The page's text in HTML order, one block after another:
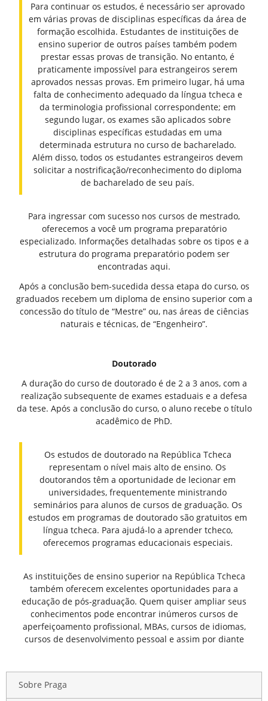
Para continuar os estudos, é necessário ser aprovado
em várias provas de disciplinas específicas da área de
formação escolhida. Estudantes de instituições de
ensino superior de outros países também podem
prestar essas provas de transição. No entanto, é
praticamente impossível para estrangeiros serem
aprovados nessas provas. Em primeiro lugar, há uma
falta de conhecimento adequado da língua tcheca e
da terminologia profissional correspondente; em
segundo lugar, os exames são aplicados sobre
disciplinas específicas estudadas em uma
determinada estrutura no curso de bacharelado.
Além disso, todos os estudantes estrangeiros devem
solicitar a nostrificação/reconhecimento do diploma
de bacharelado de seu país.
Para ingressar com sucesso nos cursos de mestrado,
oferecemos a você um programa preparatório
especializado. Informações detalhadas sobre os tipos e a
estrutura do programa preparatório podem ser
encontradas aqui.
Após a conclusão bem-sucedida dessa etapa do curso, os
graduados recebem um diploma de ensino superior com a
concessão do título de “Mestre” ou, nas áreas de ciências
naturais e técnicas, de “Engenheiro”.
Doutorado
A duração do curso de doutorado é de 2 a 3 anos, com a
realização subsequente de exames estaduais e a defesa
da tese. Após a conclusão do curso, o aluno recebe o título
acadêmico de PhD.
Os estudos de doutorado na República Tcheca
representam o nível mais alto de ensino. Os
doutorandos têm a oportunidade de lecionar em
universidades, frequentemente ministrando
seminários para alunos de cursos de graduação. Os
estudos em programas de doutorado são gratuitos em
língua tcheca. Para ajudá-lo a aprender tcheco,
oferecemos programas educacionais especiais.
As instituições de ensino superior na República Tcheca
também oferecem excelentes oportunidades para a
educação de pós-graduação. Quem quiser ampliar seus
conhecimentos pode encontrar inúmeros cursos de
aperfeiçoamento profissional, MBAs, cursos de idiomas,
cursos de desenvolvimento pessoal e assim por diante
Sobre Praga